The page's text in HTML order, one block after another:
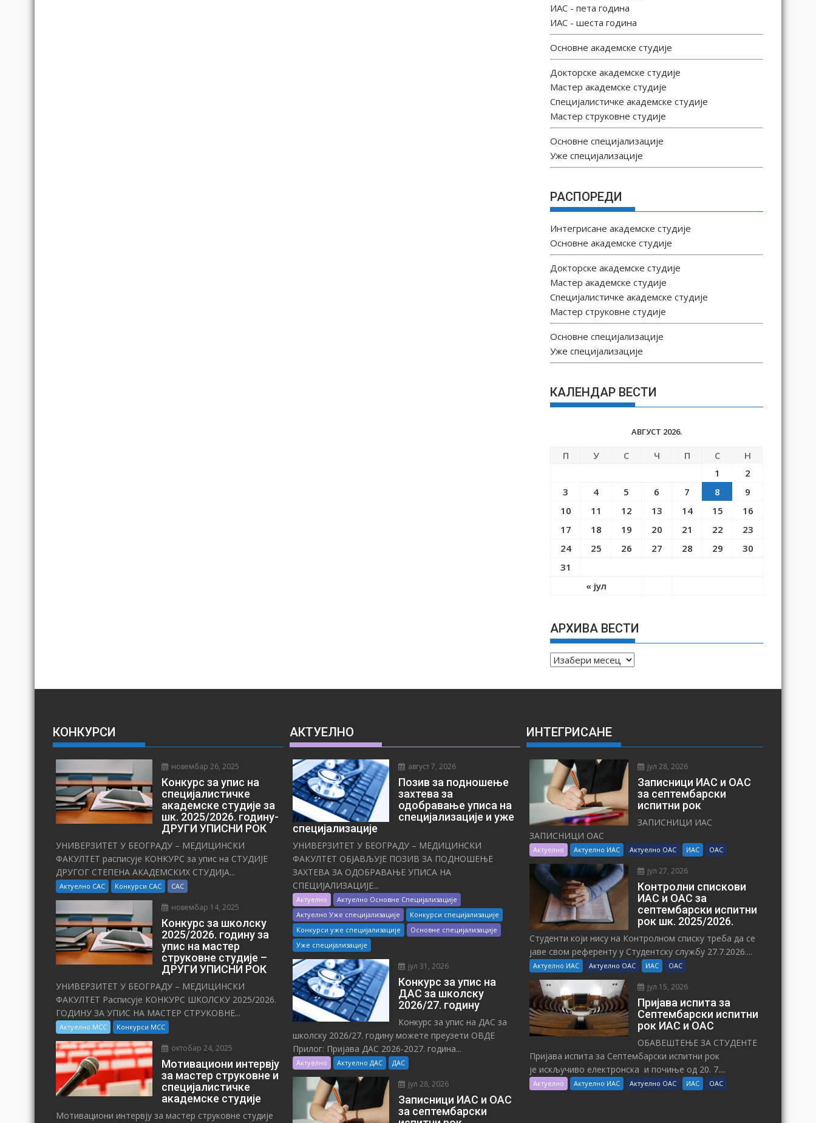
ИАС - пета година
ИАС - шеста година
Основне академске студије
Докторске академске студије
Мастер академске студије
Специјалистичке академске студије
Мастер струковне студије
Основне специјализације
Уже специјализације
РАСПОРЕДИ
Интегрисане академске студије
Основне академске студије
Докторске академске студије
Мастер академске студије
Специјалистичке академске студије
Мастер струковне студије
Основне специјализације
Уже специјализације
КАЛЕНДАР ВЕСТИ
АВГУСТ 2026.
П У С Ч П С Н
« јул
1
2
3
4 5 6 7 8
9
10
11 12 13 14 15
16
17
18 19 20 21 22
23
24
25 26 27 28 29
30
31
АРХИВА ВЕСТИ
А
Х
А
В
Е
С
Т
И
КОНКУРСИ
новембар 26, 2025
Конкурс за упис на
специјалистичке
академске студије за
шк. 2025/2026. годину-
ДРУГИ УПИСНИ РОК
УНИВЕРЗИТЕТ У БЕОГРАДУ – МЕДИЦИНСКИ
ФАКУЛТЕТ расписује КОНКУРС за упис на СТУДИЈЕ
ДРУГОГ СТЕПЕНА АКАДЕМСКИХ СТУДИЈА...
Актуелно САС Конкурси САС САС
новембар 14, 2025
Конкурс за школску
2025/⁠2026. годину за
упис на мастер
струковне студије –
ДРУГИ УПИСНИ РОК
УНИВЕРЗИТЕТ У БЕОГРАДУ – МЕДИЦИНСКИ
ФАКУЛТЕТ Расписује КОНКУРС ШКОЛСКУ 2025/⁠2026.
ГОДИНУ ЗА УПИС НА МАСТЕР СТРУКОВНЕ...
Актуелно МСС Конкурси МСС
октобар 24, 2025
Мотивациони интервју
за мастер струковне и
специјалистичке
академске студије
Мотивациони интервју за мастер струковне студије
АКТУЕЛНО
август 7, 2026
Позив за подношење
захтева за
одобравање уписа на
специјализације и уже
специјализације
УНИВЕРЗИТЕТ У БЕОГРАДУ – МЕДИЦИНСКИ
ФАКУЛТЕТ ОБЈАВЉУЈЕ ПОЗИВ ЗА ПОДНОШЕЊЕ
ЗАХТЕВА ЗА ОДОБРАВАЊЕ УПИСА НА
СПЕЦИЈАЛИЗАЦИЈЕ...
Актуелно
Актуелно Основне Специјализације
Актуелно Уже специјализације
Конкурси специјализације
Конкурси уже специјализације
Основне специјализације
Уже специјализације
јул 31, 2026
Конкурс за упис на
ДАС за школску
2026/27. годину
Конкурс за упис на ДАС за
школску 2026/27. годину можете преузети ОВДЕ
Прилог: Пријава ДАС 2026-2027. година...
Актуелно Актуелно ДАС ДАС
јул 28, 2026
Записници ИАС и ОАС
за септембарски
ИНТЕГРИСАНЕ
јул 28, 2026
Записници ИАС и ОАС
за септембарски
испитни рок
ЗАПИСНИЦИ ИАС
ЗАПИСНИЦИ ОАС
Актуелно Актуелно ИАС Актуелно ОАС ИАС ОАС
јул 27, 2026
Контролни спискови
ИАС и ОАС за
септембарски испитни
рок шк. 2025/2026.
Студенти који нису на Контролном списку треба да се
јаве свом референту у Студентску службу 27.7.2026....
Актуелно ИАС Актуелно ОАС ИАС ОАС
јул 15, 2026
Пријава испита за
Септембарски испитни
рок ИАС и ОАС
ОБАВЕШТЕЊЕ ЗА СТУДЕНТЕ
Пријава испита за Септембарски испитни рок
је искључиво електронска и почиње од 20. 7....
Актуелно Актуелно ИАС Актуелно ОАС ИАС ОАС